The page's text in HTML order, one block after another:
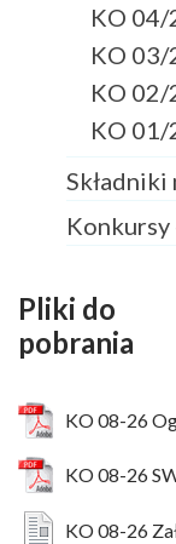
KO 04/
KO 03/
KO 02/
KO 01/
Pliki do
pobrania
KO 08-26
KO 08-26
KO 08-26